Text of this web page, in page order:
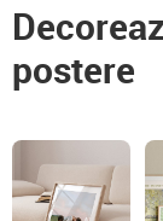
postere